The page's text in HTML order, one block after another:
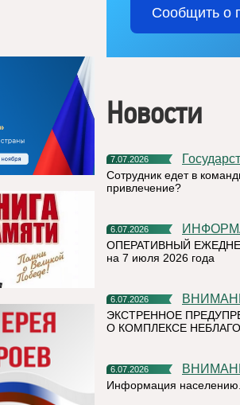
Сообщить о
Новости
7.07.2026
Сотрудник едет в
привлечение?
6.07.2026
ОПЕРАТИВНЫЙ
на 7 июля 2026 года
6.07.2026
ЭКСТРЕННОЕ
О КОМПЛЕКСЕ
6.07.2026
Информация